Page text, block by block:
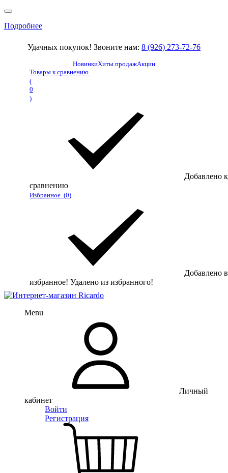
Подробнее
Удачных покупок! Звоните нам: 8 (926) 273-72-76
НовинкиХиты продажАкции
Товары к сравнению
(
0
)
Добавлено к
сравнению
Избранное (0)
Добавлено в
избранное! Удалено из избранного!
Menu
Личный
кабинет
Войти
Регистрация